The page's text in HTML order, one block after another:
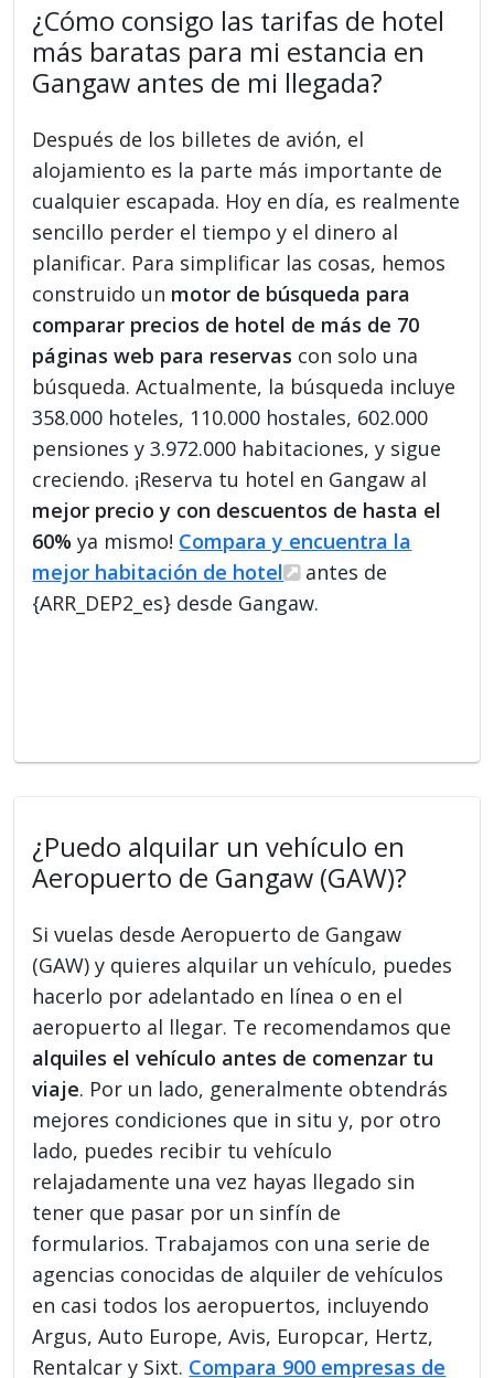
¿Cómo consigo las tarifas de hotel
más baratas para mi estancia en
Gangaw antes de mi llegada?
Después de los billetes de avión, el
alojamiento es la parte más importante de
cualquier escapada. Hoy en día, es realmente
sencillo perder el tiempo y el dinero al
planificar. Para simplificar las cosas, hemos
construido un motor de búsqueda para
comparar precios de hotel de más de 70
páginas web para reservas con solo una
búsqueda. Actualmente, la búsqueda incluye
358.000 hoteles, 110.000 hostales, 602.000
pensiones y 3.972.000 habitaciones, y sigue
creciendo. ¡Reserva tu hotel en Gangaw al
mejor precio y con descuentos de hasta el
60% ya mismo! Compara y encuentra la
mejor habitación de hotel
antes de
{ARR_DEP2_es} desde Gangaw.
¿Puedo alquilar un vehículo en
Aeropuerto de Gangaw (GAW)?
Si vuelas desde Aeropuerto de Gangaw
(GAW) y quieres alquilar un vehículo, puedes
hacerlo por adelantado en línea o en el
aeropuerto al llegar. Te recomendamos que
alquiles el vehículo antes de comenzar tu
viaje. Por un lado, generalmente obtendrás
mejores condiciones que in situ y, por otro
lado, puedes recibir tu vehículo
relajadamente una vez hayas llegado sin
tener que pasar por un sinfín de
formularios. Trabajamos con una serie de
agencias conocidas de alquiler de vehículos
en casi todos los aeropuertos, incluyendo
Argus, Auto Europe, Avis, Europcar, Hertz,
Rentalcar y Sixt. Compara 900 empresas de